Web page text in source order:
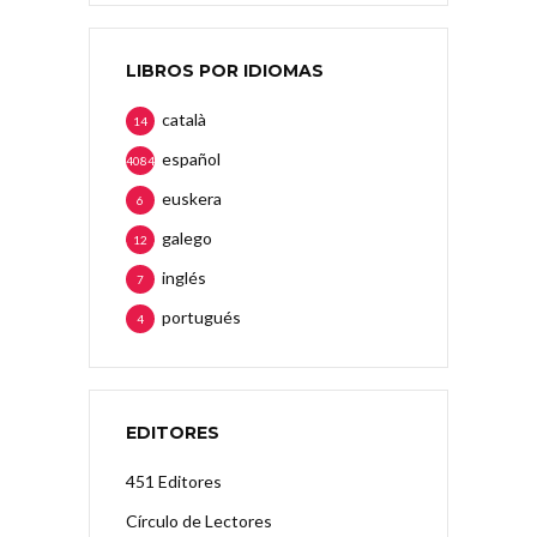
LIBROS POR IDIOMAS
català
14
español
4084
euskera
6
galego
12
inglés
7
portugués
4
EDITORES
451 Editores
Círculo de Lectores